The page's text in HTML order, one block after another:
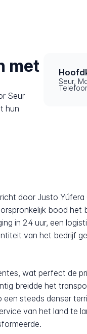
met
Seur
hun
Seur,
door Justo
bood
in 24 uur, een
van het bedrijf
wat perfect de
breidde het
steeds denser
van het land te